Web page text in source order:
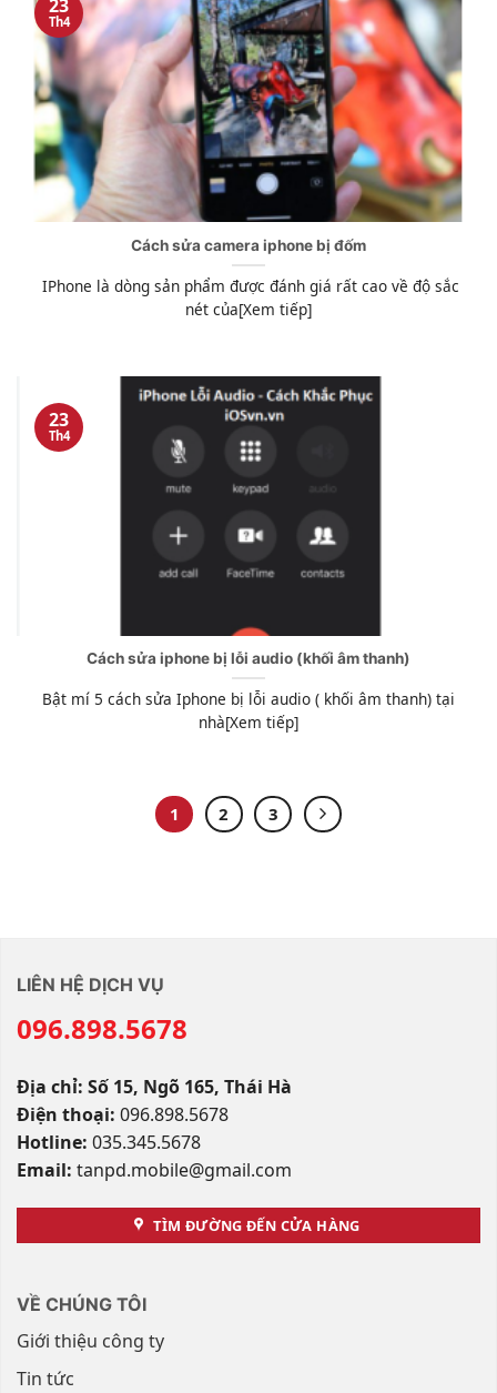
Cách sửa camera iphone bị đốm
IPhone là dòng sản phẩm được đánh giá rất cao về độ sắc
nét của[Xem tiếp]
23
Th4
Cách sửa iphone bị lỗi audio (khối âm thanh)
Bật mí 5 cách sửa Iphone bị lỗi audio ( khối âm thanh) tại
nhà[Xem tiếp]
23
Th4
1 2 3
LIÊN HỆ DỊCH VỤ
096.898.5678
Địa chỉ: Số 15, Ngõ 165, Thái Hà
Điện thoại: 096.898.5678
Hotline: 035.345.5678
Email: tanpd.mobile@gmail.com
TÌM ĐƯỜNG ĐẾN CỬA HÀNG
VỀ CHÚNG TÔI
Giới thiệu công ty
Tin tức